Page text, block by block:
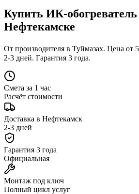
Купить ИК-
Нефтекамске
От производителя в Туймазах. Цена от
2-3 дней. Гарантия 3 года.
Смета за 1 час
Расчёт стоимости
Доставка в Нефтекамск
2-3 дней
Гарантия 3 года
Официальная
Монтаж под ключ
Полный цикл услуг